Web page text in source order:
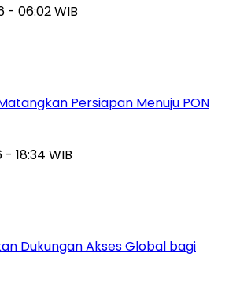
- 06:02 WIB
Persiapan Menuju PON
- 18:34 WIB
Dukungan Akses Global bagi